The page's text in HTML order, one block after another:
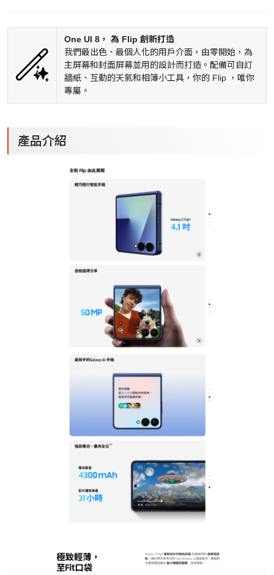
One UI 8， 為 Flip 創新打造
我們最出色、最個人化的用戶介面，由零開始，為
主屏幕和封面屏幕並用的設計而打造。配備可自訂
牆紙、互動的天氣和相簿小工具，你的 Flip ，唯你
專屬。
產品介紹